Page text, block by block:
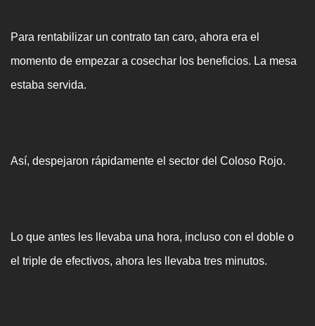
Para rentabilizar un contrato tan caro, ahora era el
momento de empezar a cosechar los beneficios. La mesa
estaba servida.
Así, despejaron rápidamente el sector del Coloso Rojo.
Lo que antes les llevaba una hora, incluso con el doble o
el triple de efectivos, ahora les llevaba tres minutos.